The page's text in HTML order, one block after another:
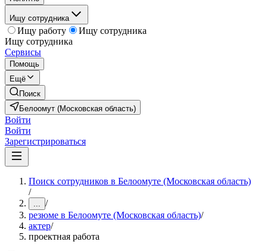
Ищу сотрудника
Ищу работу
Ищу сотрудника
Ищу сотрудника
Сервисы
Помощь
Ещё
Поиск
Белоомут (Московская область)
Войти
Войти
Зарегистрироваться
Поиск сотрудников в Белоомуте (Московская область)
/
... /
резюме в Белоомуте (Московская область)/
актер/
проектная работа